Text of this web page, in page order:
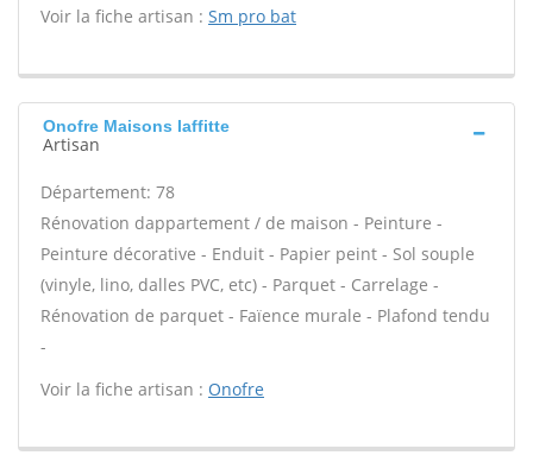
Voir la fiche artisan : Sm pro bat
Onofre Maisons laffitte
Artisan
Département: 78
Rénovation dappartement / de maison - Peinture -
Peinture décorative - Enduit - Papier peint - Sol souple
(vinyle, lino, dalles PVC, etc) - Parquet - Carrelage -
Rénovation de parquet - Faïence murale - Plafond tendu
-
Voir la fiche artisan : Onofre